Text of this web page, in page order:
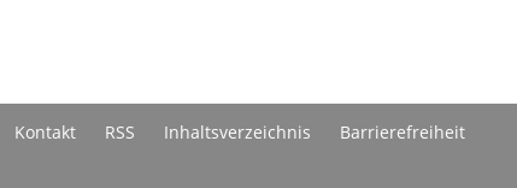
Kontakt RSS Inhaltsverzeichnis Barrierefreiheit